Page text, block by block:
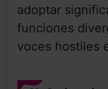
adoptar
funciones
voces hostiles